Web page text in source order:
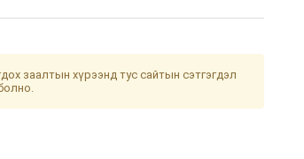
заалтын хүрээнд тус сайтын сэтгэгдэл